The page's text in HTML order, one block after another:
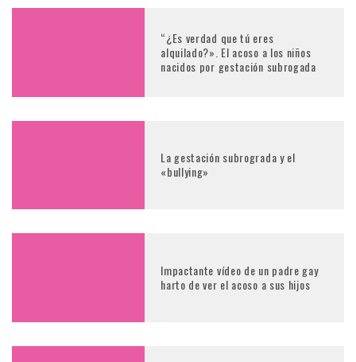
“¿Es verdad que tú eres
alquilado?». El acoso a los niños
nacidos por gestación subrogada
La gestación subrograda y el
«bullying»
Impactante vídeo de un padre gay
harto de ver el acoso a sus hijos